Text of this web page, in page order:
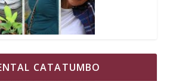
CATATUMBO